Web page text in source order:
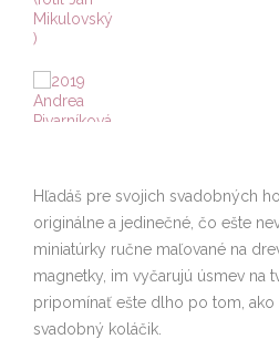
Hľadáš pre svojich svadobných
originálne a jedinečné, čo ešte
miniatúrky ručne maľované na
magnetky, im vyčarujú úsmev na
pripomínať ešte dlho po tom,
svadobný koláčik.